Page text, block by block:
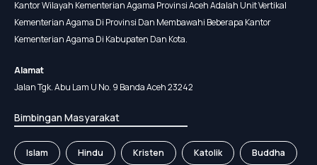
Kantor Wilayah Kementerian Agama Provinsi Aceh Adalah Unit Vertikal
Kementerian Agama Di Provinsi Dan Membawahi Beberapa Kantor
Kementerian Agama Di Kabupaten Dan Kota.
Alamat
Jalan Tgk. Abu Lam U No. 9 Banda Aceh 23242
Bimbingan Masyarakat
Islam Hindu Kristen Katolik Buddha